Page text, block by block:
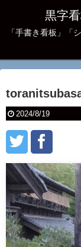
黒字
「手書き看板」「
2024/8/19